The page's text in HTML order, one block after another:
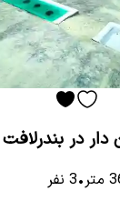
دار در
متر•
3 نفر